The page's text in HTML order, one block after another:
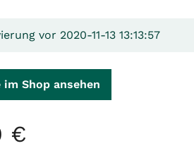
vor 2020-11-13 13:13:57
Shop ansehen
€